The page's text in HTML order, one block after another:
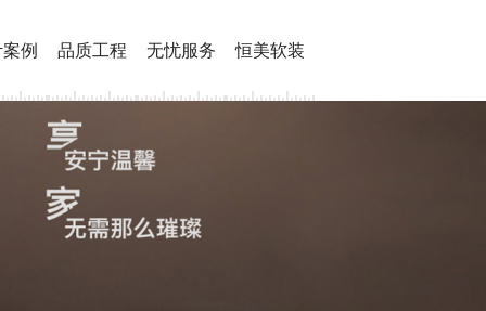
例 品质工程 无忧服务 恒美软装